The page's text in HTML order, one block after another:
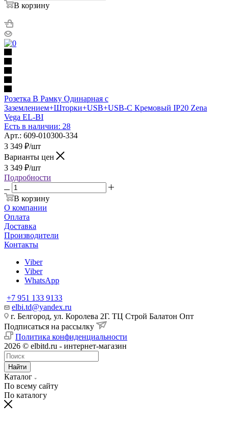
В корзину
Розетка В Рамку Одинарная с
Заземлением+Шторки+USB+USB-C Кремовый IP20 Zena
Vega EL-BI
Есть в наличии: 28
Арт.: 609-010300-334
3 349 ₽/шт
Варианты цен
3 349 ₽/шт
Подробности
В корзину
О компании
Оплата
Доставка
Производители
Контакты
Viber
Viber
WhatsApp
+7 951 133 9133
elbi.td@yandex.ru
г. Белгород, ул. Королева 2Г. ТЦ Строй Балатон Опт
Подписаться на рассылку
Политика конфиденциальности
2026 © elbitd.ru - интернет-магазин
Найти
Каталог
По всему сайту
По каталогу